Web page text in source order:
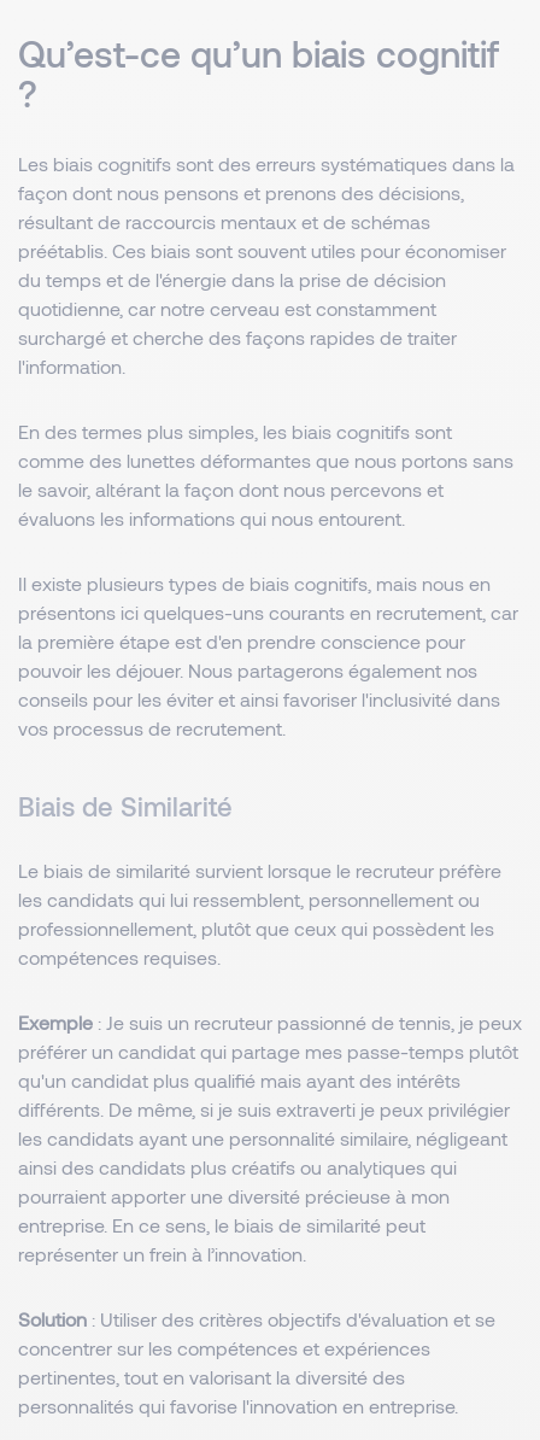
Qu’est-ce qu’un biais cognitif
?
Les biais cognitifs sont des erreurs systématiques dans la
façon dont nous pensons et prenons des décisions,
résultant de raccourcis mentaux et de schémas
préétablis. Ces biais sont souvent utiles pour économiser
du temps et de l'énergie dans la prise de décision
quotidienne, car notre cerveau est constamment
surchargé et cherche des façons rapides de traiter
l'information.
En des termes plus simples, les biais cognitifs sont
comme des lunettes déformantes que nous portons sans
le savoir, altérant la façon dont nous percevons et
évaluons les informations qui nous entourent.
Il existe plusieurs types de biais cognitifs, mais nous en
présentons ici quelques-uns courants en recrutement, car
la première étape est d'en prendre conscience pour
pouvoir les déjouer. Nous partagerons également nos
conseils pour les éviter et ainsi favoriser l'inclusivité dans
vos processus de recrutement.
Biais de Similarité
Le biais de similarité survient lorsque le recruteur préfère
les candidats qui lui ressemblent, personnellement ou
professionnellement, plutôt que ceux qui possèdent les
compétences requises.
Exemple : Je suis un recruteur passionné de tennis, je peux
préférer un candidat qui partage mes passe-temps plutôt
qu'un candidat plus qualifié mais ayant des intérêts
différents. De même, si je suis extraverti je peux privilégier
les candidats ayant une personnalité similaire, négligeant
ainsi des candidats plus créatifs ou analytiques qui
pourraient apporter une diversité précieuse à mon
entreprise. En ce sens, le biais de similarité peut
représenter un frein à l’innovation.
Solution : Utiliser des critères objectifs d'évaluation et se
concentrer sur les compétences et expériences
pertinentes, tout en valorisant la diversité des
personnalités qui favorise l'innovation en entreprise.